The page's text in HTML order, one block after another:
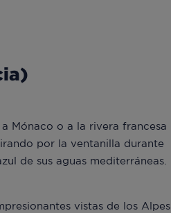
Mónaco o a la rivera francesa
por la ventanilla durante
de sus aguas mediterráneas.
vistas de los Alpes